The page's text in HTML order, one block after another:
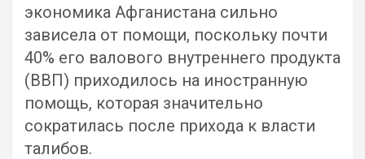
экономика Афганистана сильно
зависела от помощи, поскольку почти
40% его валового внутреннего продукта
(ВВП) приходилось на иностранную
помощь, которая значительно
сократилась после прихода к власти
талибов.